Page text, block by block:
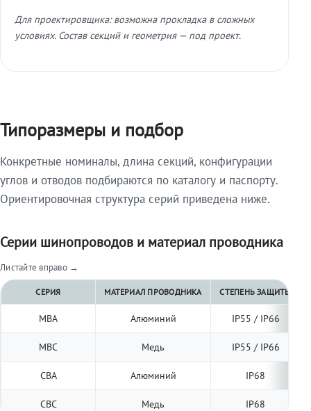
Для проектировщика: возможна прокладка в сложных
условиях. Состав секций и геометрия — под проект.
Типоразмеры и подбор
Конкретные номиналы, длина секций, конфигурации
углов и отводов подбираются по каталогу и паспорту.
Ориентировочная структура серий приведена ниже.
Серии шинопроводов и материал проводника
Листайте вправо →
СЕРИЯ МАТЕРИАЛ ПРОВОДНИКА СТЕПЕНЬ ЗАЩИТЫ
МВА Алюминий IP55 / IP66
МВС Медь IP55 / IP66
СВА Алюминий IP68
СВС Медь IP68